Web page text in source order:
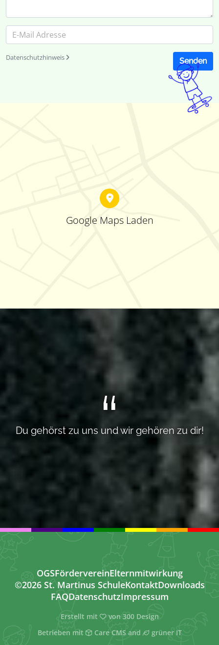
Datenschutzhinweis Senden
Google Maps Laden
Du gehörst zu uns und wir gehören zu dir!
OGSFördervereinElternmitwirkung
©2026 St. Martinus SchuleKontaktDownloads
FAQDatenschutzImpressum
Erstellt mit von 300 Design
Betrieben mit
Care CMS and
grüner IT